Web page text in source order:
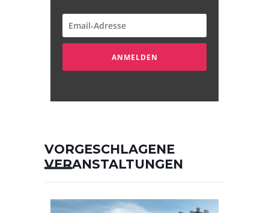
ANMELDEN
VORGESCHLAGENE
VERANSTALTUNGEN